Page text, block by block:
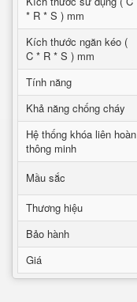
* R * S ) mm
Kích thước ngăn kéo (
C * R * S ) mm
Tính năng
Khả năng chống cháy
Hệ thống khóa liên hoàn
thông minh
Mầu sắc
Thương hiệu
Bảo hành
Giá